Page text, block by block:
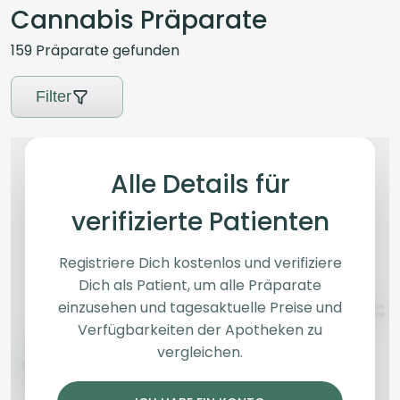
Cannabis Präparate
159 Präparategefunden
Filter
Alle Details für
verifizierte Patienten
Registriere Dich kostenlos und verifiziere
Dich als Patient, um alle Präparate
einzusehen und tagesaktuelle Preise und
Verfügbarkeiten der Apotheken zu
vergleichen.
Blüten
Cosmic Cream
Indica
Bubblegumz